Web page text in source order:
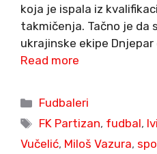
koja je ispala iz
takmičenja. Tačno je da
ukrajinske ekipe
Read more
Categories
Fudbaleri
Tags
FK Partizan, fudbal,
Vučelić, Miloš Vazura,